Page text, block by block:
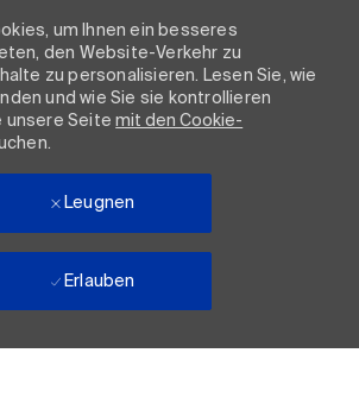
um Ihnen ein besseres
den Website-Verkehr zu
zu personalisieren. Lesen Sie, wie
und wie Sie sie kontrollieren
unsere Seitemit den Cookie-
Leugnen
Erlauben